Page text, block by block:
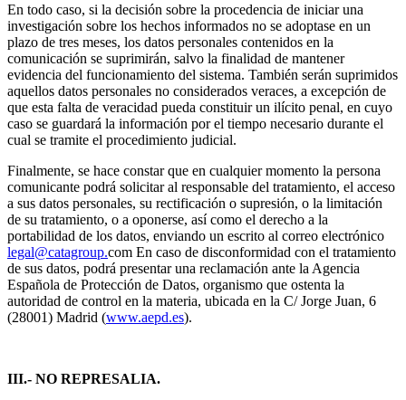
En todo caso, si la decisión sobre la procedencia de iniciar una
investigación sobre los hechos informados no se adoptase en un
plazo de tres meses, los datos personales contenidos en la
comunicación se suprimirán, salvo la finalidad de mantener
evidencia del funcionamiento del sistema. También serán suprimidos
aquellos datos personales no considerados veraces, a excepción de
que esta falta de veracidad pueda constituir un ilícito penal, en cuyo
caso se guardará la información por el tiempo necesario durante el
cual se tramite el procedimiento judicial.
Finalmente, se hace constar que en cualquier momento la persona
comunicante podrá solicitar al responsable del tratamiento, el acceso
a sus datos personales, su rectificación o supresión, o la limitación
de su tratamiento, o a oponerse, así como el derecho a la
portabilidad de los datos, enviando un escrito al correo electrónico
legal@catagroup.com En caso de disconformidad con el tratamiento
de sus datos, podrá presentar una reclamación ante la Agencia
Española de Protección de Datos, organismo que ostenta la
autoridad de control en la materia, ubicada en la C/ Jorge Juan, 6
(28001) Madrid (www.aepd.es).
III.- NO REPRESALIA.